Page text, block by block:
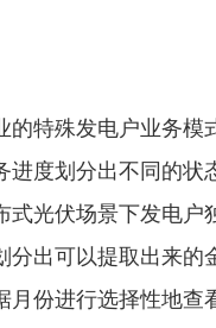
特殊发电户业务
度划分出不同的
光伏场景下发电
出可以提取出来
份进行选择性地